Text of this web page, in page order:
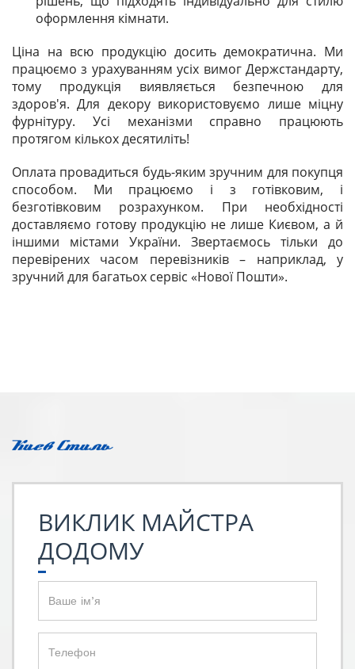
оформлення кімнати.
Ціна на всю продукцію досить демократична. Ми
працюємо з урахуванням усіх вимог Держстандарту,
тому продукція виявляється безпечною для
здоров'я. Для декору використовуємо лише міцну
фурнітуру. Усі механізми справно працюють
протягом кількох десятиліть!
Оплата провадиться будь-яким зручним для покупця
способом. Ми працюємо і з готівковим, і
безготівковим розрахунком. При необхідності
доставляємо готову продукцію не лише Києвом, а й
іншими містами України. Звертаємось тільки до
перевірених часом перевізників – наприклад, у
зручний для багатьох сервіс «Нової Пошти».
ВИКЛИК МАЙСТРА
ДОДОМУ